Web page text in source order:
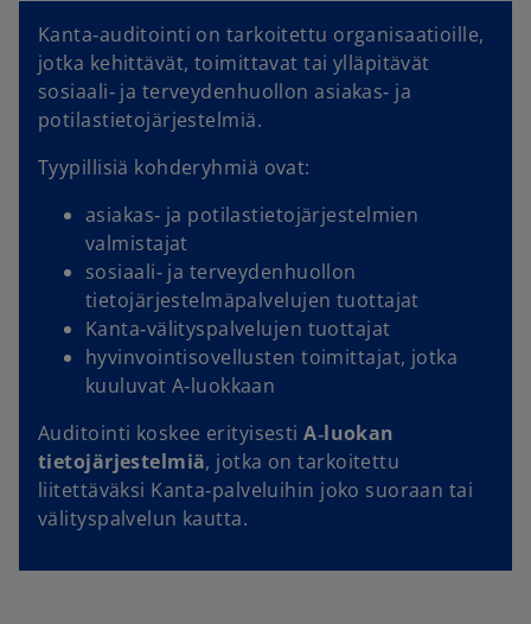
Kanta‑auditointi on tarkoitettu organisaatioille,
jotka kehittävät, toimittavat tai ylläpitävät
sosiaali‑ ja terveydenhuollon asiakas‑ ja
potilastietojärjestelmiä.
Tyypillisiä kohderyhmiä ovat:
asiakas‑ ja potilastietojärjestelmien
valmistajat
sosiaali‑ ja terveydenhuollon
tietojärjestelmäpalvelujen tuottajat
Kanta‑välityspalvelujen tuottajat
hyvinvointisovellusten toimittajat, jotka
kuuluvat A‑luokkaan
Auditointi koskee erityisestiA‑luokan
tietojärjestelmiä, jotka on tarkoitettu
liitettäväksi Kanta‑palveluihin joko suoraan tai
välityspalvelun kautta.